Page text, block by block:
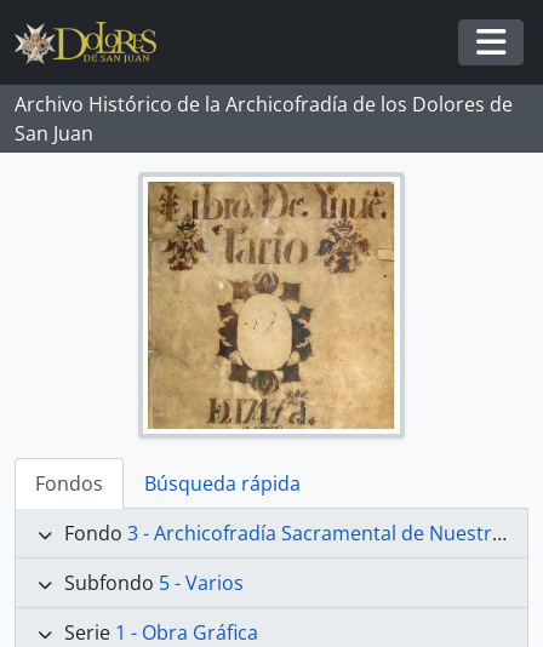
Skip to main content
Archivo Histórico de la Archicofradía de los Dolores de
San Juan
Fondos
Búsqueda rápida
Fondo 3 - Archicofradía Sacramental de Nuestra Señora de los Dolores
Subfondo 5 - Varios
Serie 1 - Obra Gráfica